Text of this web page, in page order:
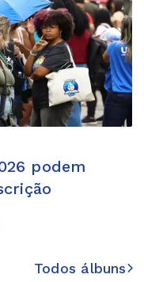
podem
Todos álbuns